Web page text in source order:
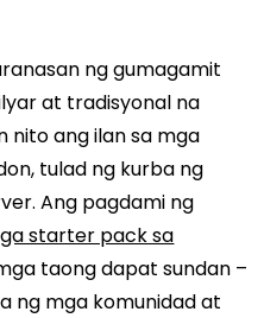
ng gumagamit
at tradisyonal na
nito ang ilan sa mga
tulad ng kurba ng
Ang pagdami ng
starter pack sa
taong dapat sundan –
ng mga komunidad at